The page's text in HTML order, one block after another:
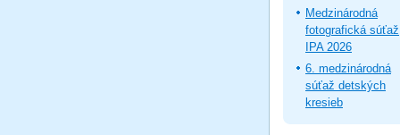
Medzinárodná
fotografická súťaž
IPA 2026
6. medzinárodná
súťaž detských
kresieb